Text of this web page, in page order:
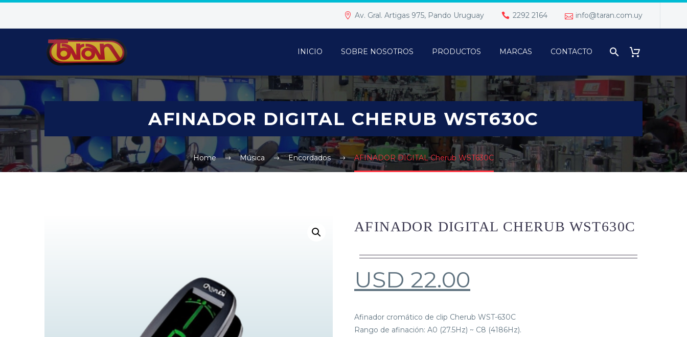
Av. Gral. Artigas 975, Pando Uruguay 2292 2164 info@taran.com.uy
INICIO SOBRE NOSOTROS PRODUCTOS MARCAS CONTACTO
AFINADOR DIGITAL CHERUB WST630C
Home Música Encordados AFINADOR DIGITAL Cherub WST630C
AFINADOR DIGITAL CHERUB WST630C
USD 22.00
Afinador cromático de clip Cherub WST-630C
Rango de afinación: A0 (27.5Hz) ~ C8 (4186Hz).